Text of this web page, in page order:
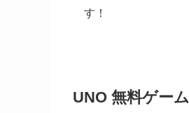
す！
UNO 無料ゲー